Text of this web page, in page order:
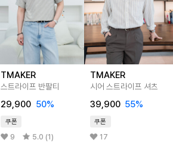
TMAKER
스트라이프 반팔티
29,900 50%
쿠폰
9 5.0 (1)
TMAKER
시어 스트라이프 셔츠
39,900 55%
쿠폰
17